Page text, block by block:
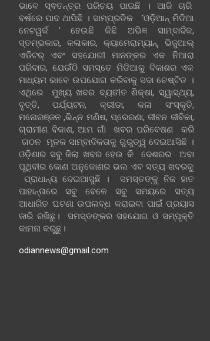
ଭାବେ ସ୍ଵତନ୍ତ୍ର ପରିଚୟ ପାଇଛି । ଆଜି ଚାରି
ବର୍ଷରେ ପାଦ ଥାପିଛି । ସାମ୍ପ୍ରତିକ ‘ଓଡ଼ିଆନ୍‍ ମିଡିଆ
ନେଟୱର୍କ ’ ହେଉଛି କିଛି ଅଭିଜ୍ଞ ସାମ୍ବାଦିକ,
ସ୍ତମ୍ଭକାର, କଳାକାର, କ୍ୟାମେରାମ୍ୟାନ୍, ଭିଜୁଆଲ୍
ଏଡିଟର୍ ଏବଂ ସହଯୋଗୀ ମାନଙ୍କର ଏକ ନିଆରା
ପରିବାର, ଯେଉଁଠି ସମସ୍ତେ ମିଡିଆକୁ ବିକାଶର ଏକ
ମାଧ୍ୟମ ଭାବେ ଉପଯୋଗ କରିବାକୁ ସଦା ଚେଷ୍ଟିତ ।
ଏଥିରେ ମୁଖ୍ୟ ଖବର ବ୍ୟତୀତ ଶିକ୍ଷା, ସ୍ୱାସ୍ଥ୍ୟ,
ବୃତ୍ତି, ପର୍ଯ୍ୟଟନ, କ୍ରୀଡା, କଳା ସଂସ୍କୃତି,
ମନୋରଞ୍ଜନ ,ଭିନ୍ନ ମଣିଷ, ପ୍ରେରଣା, ଜୀବନ ଜୀବିକା,
ଗ୍ରାମୀଣ ବିକାଶ, ଆମ ଗାଁ ଖବର ପରିବେଷଣ କରି
ଗଠନ ମୂଳକ ସାମ୍ବାଦିକତାକୁ ଗୁରୁତ୍ୱ ଦେଇଆସିଛି ।
ଓଡ଼ିଶାର ସବୁ ଜିଲା ଖବର ହେଉ କି ଦେଶରର ଅବା
ପୃଥିବୀର କୋଣ ଅନୁକୋଣର ଭଲ ଏବ ସତ୍ୟ ଖବରକୁ
ପ୍ରାଧାନ୍ୟ ଦେଇଆସୁଛି । ସମସ୍ତଙ୍କୁ ନିଜ ହାତ
ପାହାନ୍ତାରେ ସବୁ ବେଳେ ସବୁ ସମୟରେ ସତ୍ୟ
ଆଧାରିତ ଘଟଣା ଉପଲବ୍ଧ କରାଇବା ପାଇଁ ପ୍ରୟାସ
ଜାରି ରଖିଛୁ। ସମସ୍ତଙ୍କର ସହଯୋଗ ଓ ସମ୍ପୃକ୍ତି
କାମନା କରୁଛୁ।
odiannews@gmail.com